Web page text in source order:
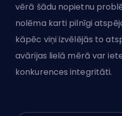
vērā šādu nopietnu
nolēma karti pilnīgi
kāpēc viņi izvēlējās to
avārijas lielā mērā var
konkurences integritāti.